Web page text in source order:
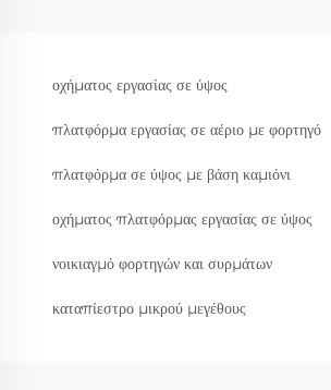
οχήματος εργασίας σε ύψος
πλατφόρμα εργασίας σε αέριο με φορτηγό
πλατφόρμα σε ύψος με βάση καμιόνι
οχήματος πλατφόρμας εργασίας σε ύψος
νοικιαγμό φορτηγών και συρμάτων
καταπίεστρο μικρού μεγέθους